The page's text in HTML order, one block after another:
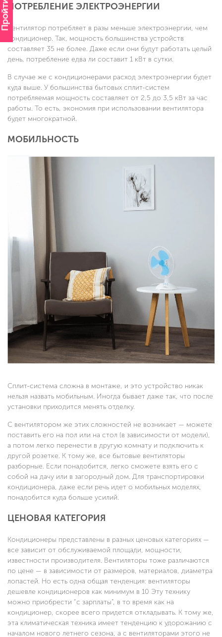
ПОТРЕБЛЕНИЕ ЭЛЕКТРОЭНЕРГИИ
Вентилятор потребляет в разы меньше электроэнергии, чем
кондиционер. Так, мощность большинства устройств
составляет 35 не более. Даже если они будут работать целый
день, потребление едва ли составит 1 кВт в сутки.
В случае же с кондиционерами расход электроэнергии будет
куда выше. У большинства бытовых сплит-систем
потребляемая мощность составляет от 2,5 до 3,5 кВт за час
работы. То есть, экономия при использовании вентилятора
будет многократной.
МОБИЛЬНОСТЬ
Сплит-система сложна в монтаже, и это устройство никак
нельзя назвать мобильным. Иногда бывает даже так, что после
установки приходится менять отделку.
С вентилятором же этих сложностей не возникает — можете
поставить его на пол или на стол (в зависимости от модели),
а потом легко перенести в другую комнату и подключить к
другой розетке. К тому же, все бытовые вентиляторы
разборные. Если понадобится, легко сможете взять его с
собой на дачу или в загородный дом. Для транспортировки
кондиционера, даже если речь идет о мобильных моделях,
понадобится куда больше усилий.
ЦЕНОВАЯ КАТЕГОРИЯ
Кондиционеры представлены в разных ценовых категориях —
все зависит от обслуживаемой площади, мощности,
известности производителя. Вентиляторы тоже различаются
по цене — в зависимости от размеров, материалов, диаметра
лопастей. Но есть одна общая тенденция: вентиляторы
дешевле кондиционеров как минимум в 10 Эту технику
можно приобрести “с зарплаты”, в то время как на
кондиционер, скорее всего придется откладывать. К тому же,
эта климатическая техника имеет тенденцию к удорожанию с
началом нового летнего сезона, а с вентиляторами этого не